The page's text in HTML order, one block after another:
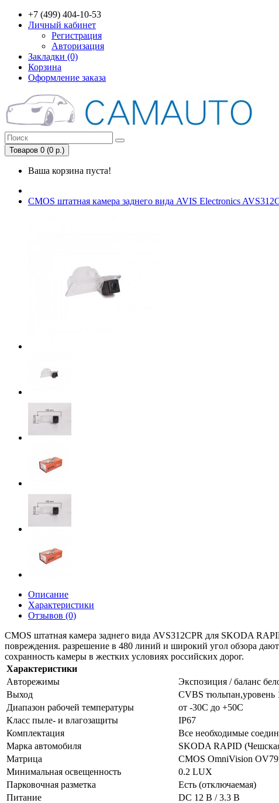
+7 (499) 404-10-53
Личный кабинет
Регистрация
Авторизация
Закладки (0)
Корзина
Оформление заказа
Товаров 0 (0 р.)
Ваша корзина пуста!
CMOS штатная камера заднего вида AVIS Electronics
Описание
Характеристики
Отзывов (0)
CMOS штатная камера заднего вида AVS312CPR для SKODA
повреждения. разрешение в 480 линий и широкий угол обзора
сохранность камеры в жестких условиях российских дорог.
Характеристики
Авторежимы
Экспозиция / баланс
Выход
CVBS тюльпан,уровень
Диапазон рабочей температуры
от -30C до +50C
Класс пыле- и влагозащиты
IP67
Комплектация
Все необходимые
Марка автомобиля
SKODA RAPID
Матрица
CMOS OmniVision
Минимальная освещенность
0.2 LUX
Парковочная разметка
Есть (отключаемая)
Питание
DC 12 В / 3.3 В